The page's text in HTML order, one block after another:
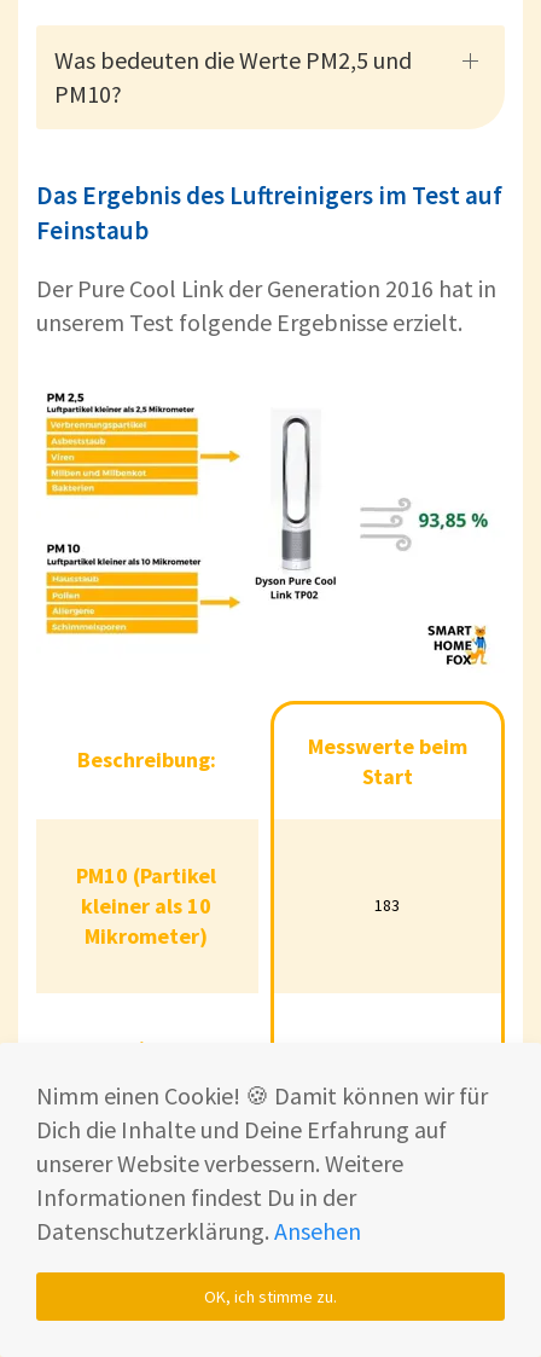
Was bedeuten die Werte PM2,5 und
PM10?
Das Ergebnis des Luftreinigers im Test auf
Feinstaub
Der Pure Cool Link der Generation 2016 hat in
unserem Test folgende Ergebnisse erzielt.
Messwerte
beim Start
nach 30
kleiner als 10
Mikrometer)
Mikrometer)
Luftqualität
(Gesamtsauberkeit
der Luft)
Messwerte beim
Start
183
Beschreibung:
PM10 (Partikel
kleiner als 10
Mikrometer)
PM2,5 (Partikel
Mikrometer)
Luftqualität
Nimm einen Cookie! 🍪 Damit können wir für
Dich die Inhalte und Deine Erfahrung auf
unserer Website verbessern. Weitere
Informationen findest Du in der
Datenschutzerklärung. Ansehen
OK, ich stimme zu.